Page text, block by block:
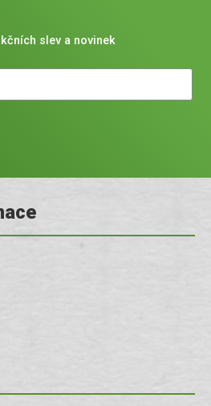
slev a novinek